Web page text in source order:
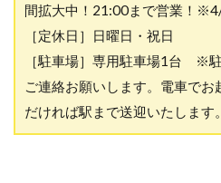
間拡大中！21:00まで営業！
［定休日］日曜日・祝日
［駐車場］専用駐車場1台 ※
ご連絡お願いします。電車でお
だければ駅まで送迎いたします。